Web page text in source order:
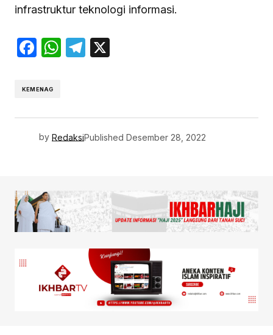
infrastruktur teknologi informasi.
Facebook
WhatsApp
Telegram
KEMENAG
by RedaksiPublished Desember 28, 2022